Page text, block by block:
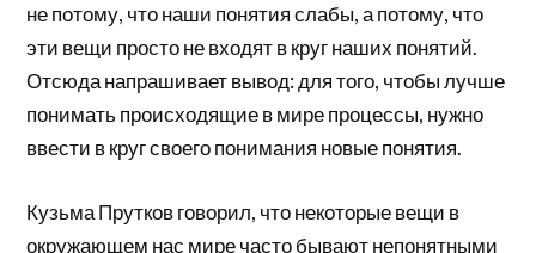
не потому, что наши понятия слабы, а потому, что
эти вещи просто не входят в круг наших понятий.
Отсюда напрашивает вывод: для того, чтобы лучше
понимать происходящие в мире процессы, нужно
ввести в круг своего понимания новые понятия.
Кузьма Прутков говорил, что некоторые вещи в
окружающем нас мире часто бывают непонятными